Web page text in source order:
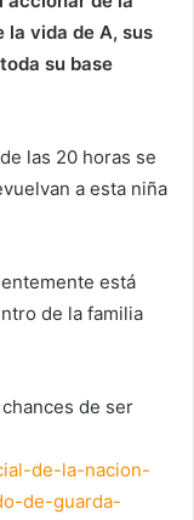
la vida de A, sus
su base
las 20 horas se
a esta niña
está
de la familia
de ser
de-la-nacion-
de-guarda-